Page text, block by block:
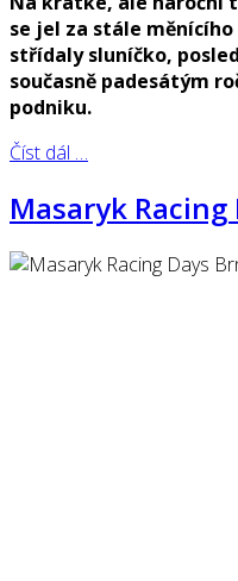
se jel za stále
střídaly sluníčko,
současně padesátým
podniku.
Číst dál …
Masaryk Racing